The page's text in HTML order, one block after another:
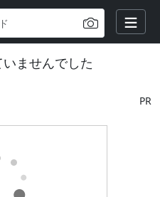
ませんでした
PR